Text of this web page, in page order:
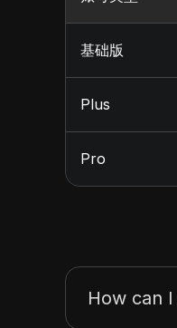
基础版
Plus
Pro
How can